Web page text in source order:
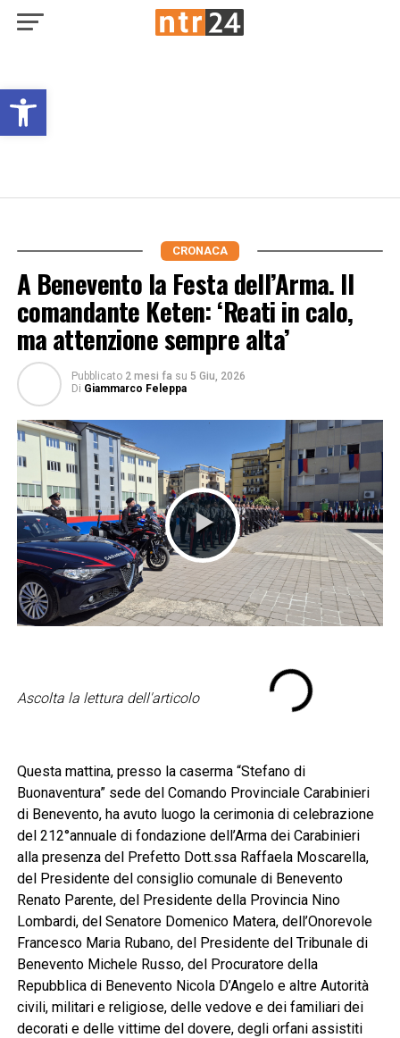
Open toolbar
CRONACA
A Benevento la Festa dell’Arma. Il
comandante Keten: ‘Reati in calo,
ma attenzione sempre alta’
Pubblicato 2 mesi fa su 5 Giu, 2026
Di Giammarco Feleppa
Ascolta la lettura dell'articolo
Questa mattina, presso la caserma “Stefano di
Buonaventura” sede del Comando Provinciale Carabinieri
di Benevento, ha avuto luogo la cerimonia di celebrazione
del 212°annuale di fondazione dell’Arma dei Carabinieri
alla presenza del Prefetto Dott.ssa Raffaela Moscarella,
del Presidente del consiglio comunale di Benevento
Renato Parente, del Presidente della Provincia Nino
Lombardi, del Senatore Domenico Matera, dell’Onorevole
Francesco Maria Rubano, del Presidente del Tribunale di
Benevento Michele Russo, del Procuratore della
Repubblica di Benevento Nicola D’Angelo e altre Autorità
civili, militari e religiose, delle vedove e dei familiari dei
decorati e delle vittime del dovere, degli orfani assistiti